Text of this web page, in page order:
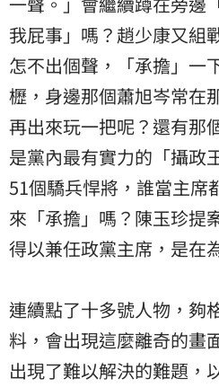
我屁事」嗎？趙少康又組
怎不出個聲，「承擔」一
櫪，身邊那個蕭旭岑常在
再出來玩一把呢？還有那
是黨內最有實力的「攝政
51個驕兵悍將，誰當主席
來「承擔」嗎？陳玉珍提
得以兼任政黨主席，是在
連續點了十多號人物，夠
料，會出現這麼離奇的畫
出現了難以解決的難題，